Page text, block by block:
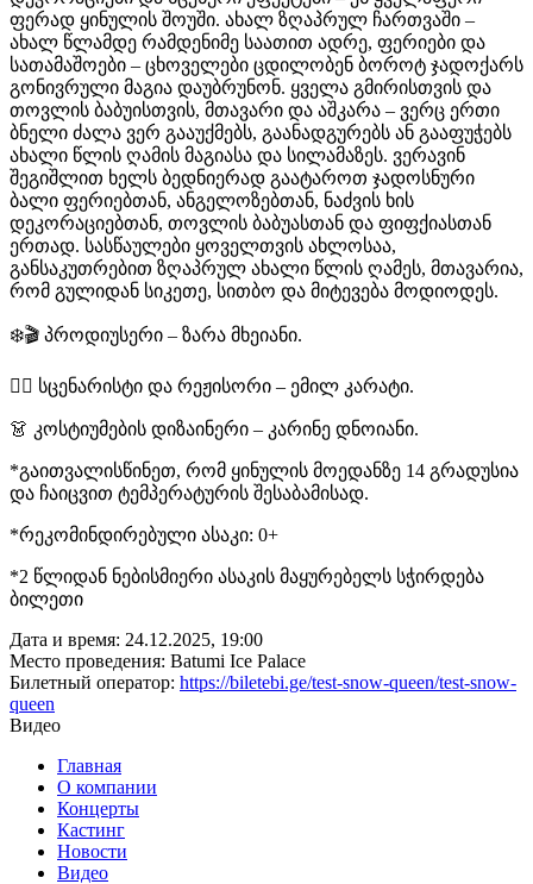
ფერად ყინულის შოუში. ახალ ზღაპრულ ჩართვაში –
ახალ წლამდე რამდენიმე საათით ადრე, ფერიები და
სათამაშოები – ცხოველები ცდილობენ ბოროტ ჯადოქარს
გონივრული მაგია დაუბრუნონ. ყველა გმირისთვის და
თოვლის ბაბუისთვის, მთავარი და აშკარა – ვერც ერთი
ბნელი ძალა ვერ გააუქმებს, გაანადგურებს ან გააფუჭებს
ახალი წლის ღამის მაგიასა და სილამაზეს. ვერავინ
შეგიშლით ხელს ბედნიერად გაატაროთ ჯადოსნური
ბალი ფერიებთან, ანგელოზებთან, ნაძვის ხის
დეკორაციებთან, თოვლის ბაბუასთან და ფიფქიასთან
ერთად. სასწაულები ყოველთვის ახლოსაა,
განსაკუთრებით ზღაპრულ ახალი წლის ღამეს, მთავარია,
რომ გულიდან სიკეთე, სითბო და მიტევება მოდიოდეს.
❄️🎬 პროდიუსერი – ზარა მხეიანი.
✍🏻 სცენარისტი და რეჟისორი – ემილ კარატი.
👗 კოსტიუმების დიზაინერი – კარინე დნოიანი.
*გაითვალისწინეთ, რომ ყინულის მოედანზე 14 გრადუსია
და ჩაიცვით ტემპერატურის შესაბამისად.
*რეკომინდირებული ასაკი: 0+
*2 წლიდან ნებისმიერი ასაკის მაყურებელს სჭირდება
ბილეთი
Дата и время: 24.12.2025, 19:00
Место проведения: Batumi Ice Palace
Билетный оператор: https://biletebi.ge/test-snow-queen/test-snow-
queen
Видео
Главная
О компании
Концерты
Кастинг
Новости
Видео